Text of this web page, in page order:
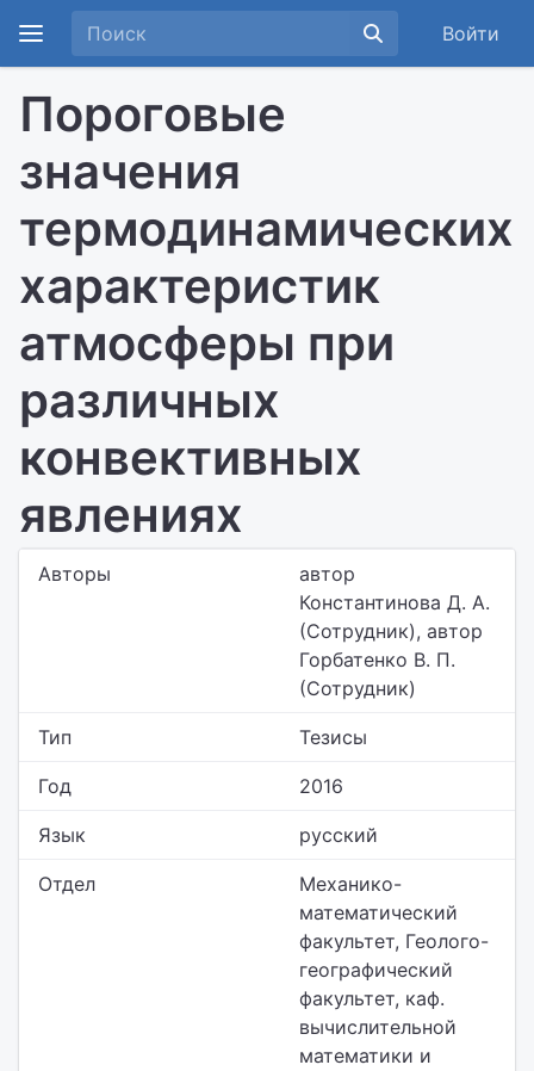
Войти
Пороговые
значения
термодинамических
характеристик
атмосферы при
различных
конвективных
явлениях
Авторы
автор
Константинова Д. А.
(Сотрудник), автор
Горбатенко В. П.
(Сотрудник)
Тип Тезисы
Год 2016
Язык русский
Отдел
Механико-
математический
факультет, Геолого-
географический
факультет, каф.
вычислительной
математики и